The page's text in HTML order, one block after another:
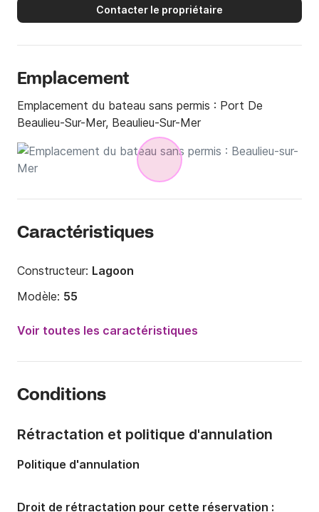
Contacter le propriétaire
Emplacement
Emplacement du bateau sans permis : Port De
Beaulieu-Sur-Mer, Beaulieu-Sur-Mer
Caractéristiques
Constructeur: Lagoon
Modèle: 55
Puissance moteur:
Capacité à bord:
Voir toutes les caractéristiques
Conditions
Rétractation et politique d'annulation
Politique d'annulation
Droit de rétractation pour cette réservation :